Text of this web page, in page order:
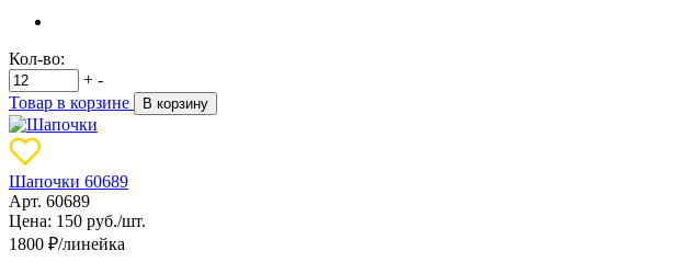
Кол-во:
+ -
Товар в корзине
В корзину
Шапочки 60689
Арт. 60689
Цена: 150 руб./шт.
1800 ₽/линейка